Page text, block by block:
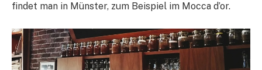
findet man in Münster, zum Beispiel im Mocca d’or.